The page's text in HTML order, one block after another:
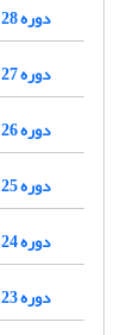
دوره 28 (1402)
دوره 27 (1401)
دوره 26 (1400)
دوره 25 (1399)
دوره 24 (1398)
دوره 23 (1397)